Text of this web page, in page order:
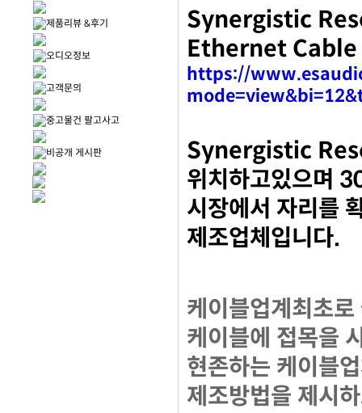
제품리뷰 &후기
오디오정보
고객문의
중고물건 팔고사고
비공개 게시판
Synergistic
Ethernet Cable
https://
Synergistic
위치하고있으며
시장에서 자리를
제조업체입니다.
케이블업계최초
케이블에 접목을
현존하는 케이블
제조방법을 제시